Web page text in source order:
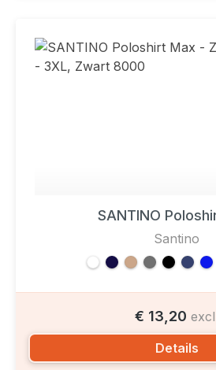
SANTINO
Santino
€ 13,20
Details